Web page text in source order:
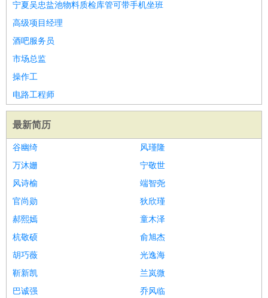
宁夏吴忠盐池物料质检库管可带手机坐班
高级项目经理
酒吧服务员
市场总监
操作工
电路工程师
最新简历
谷幽绮
风瑾隆
万沐姗
宁敬世
风诗榆
端智尧
官尚勋
狄欣瑾
郝熙嫣
童木泽
杭敬硕
俞旭杰
胡巧薇
光逸海
靳新凯
兰岚微
巴诚强
乔风临